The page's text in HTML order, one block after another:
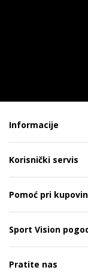
Informacije
Korisnički servis
Pomoć pri
Sport Vision
Pratite nas